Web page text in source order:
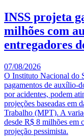
INSS projeta
milhões com
entregadores
07/08/2026
O Instituto Nacional do
pagamentos de auxílio-
por acidentes, podem
projeções baseadas em
Trabalho (MPT). A
desde R$ 8 milhões em
projeção pessimista.